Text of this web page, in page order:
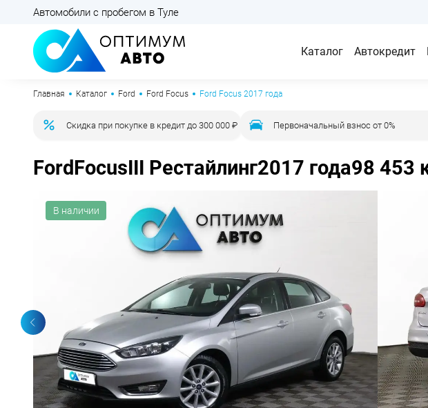
Автомобили с пробегом в Туле
Каталог Автокредит
Главная Каталог Ford Ford Focus Ford Focus 2017 года
Скидка при покупке в кредит до 300 000 ₽ Первоначальный взнос от 0%
FordFocusIII Рестайлинг2017 года98 453
В наличии